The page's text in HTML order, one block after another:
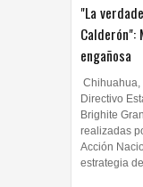
"La
Calderón":
engañosa
Chihuahua,
Directivo
Brighite
realizadas
Acción
estrategia de